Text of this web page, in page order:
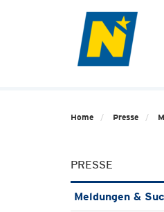
Home Presse
PRESSE
Meldungen &